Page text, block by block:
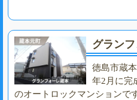
グラン
徳島市蔵
年2月に完
のオートロックマンションで